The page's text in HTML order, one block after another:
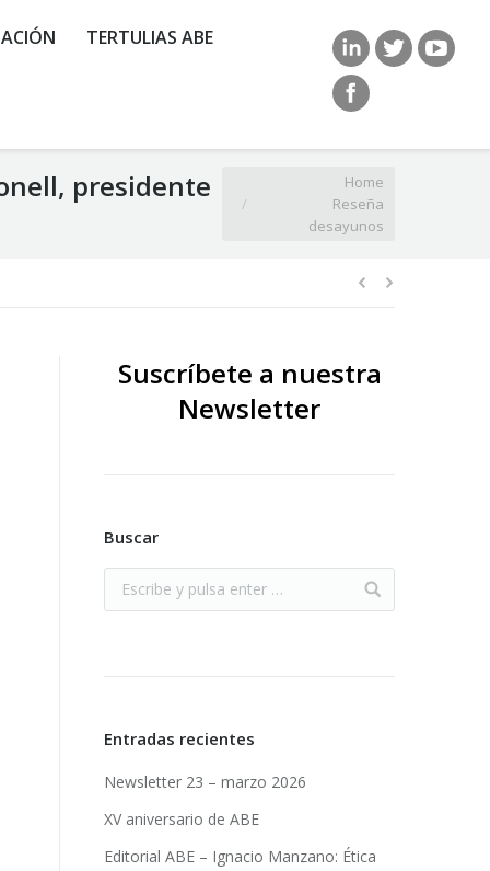
TERTULIAS ABE
presidente
Home
Reseña
desayunos
Suscríbete a nuestra
Newsletter
Buscar
Entradas recientes
Newsletter 23 – marzo 2026
XV aniversario de ABE
Editorial ABE – Ignacio Manzano: Ética